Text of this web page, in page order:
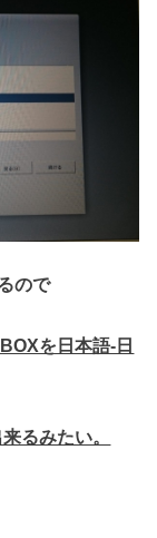
ので
を日本語-日
るみたい。